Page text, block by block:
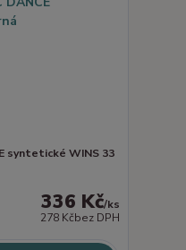
syntetické WINS 33
336 Kč/ks
278 Kčbez DPH